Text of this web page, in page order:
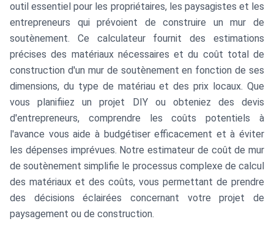
outil essentiel pour les propriétaires, les paysagistes et les
entrepreneurs qui prévoient de construire un mur de
soutènement. Ce calculateur fournit des estimations
précises des matériaux nécessaires et du coût total de
construction d'un mur de soutènement en fonction de ses
dimensions, du type de matériau et des prix locaux. Que
vous planifiiez un projet DIY ou obteniez des devis
d'entrepreneurs, comprendre les coûts potentiels à
l'avance vous aide à budgétiser efficacement et à éviter
les dépenses imprévues. Notre estimateur de coût de mur
de soutènement simplifie le processus complexe de calcul
des matériaux et des coûts, vous permettant de prendre
des décisions éclairées concernant votre projet de
paysagement ou de construction.